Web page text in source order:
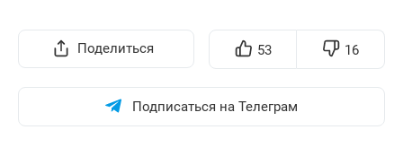
Поделиться 53 16
Подписаться на Телеграм